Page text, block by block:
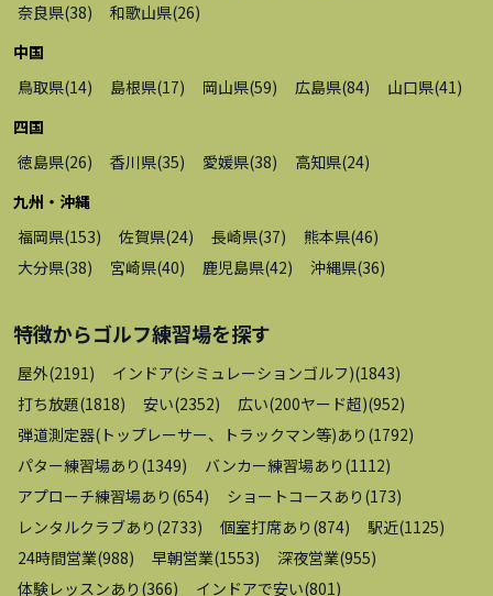
奈良県(38) 和歌山県(26)
中国
鳥取県(14) 島根県(17) 岡山県(59) 広島県(84) 山口県(41)
四国
徳島県(26) 香川県(35) 愛媛県(38) 高知県(24)
九州・沖縄
福岡県(153) 佐賀県(24) 長崎県(37) 熊本県(46)
大分県(38) 宮崎県(40) 鹿児島県(42) 沖縄県(36)
特徴からゴルフ練習場を探す
屋外(2191) インドア(シミュレーションゴルフ)(1843)
打ち放題(1818) 安い(2352) 広い(200ヤード超)(952)
弾道測定器(トップレーサー、トラックマン等)あり (1792)
パター練習場あり (1349) バンカー練習場あり (1112)
アプローチ練習場あり (654) ショートコースあり (173)
レンタルクラブあり (2733) 個室打席あり (874) 駅近(1125)
24時間営業(988) 早朝営業(1553) 深夜営業(955)
体験レッスンあり (366) インドアで安い(801)